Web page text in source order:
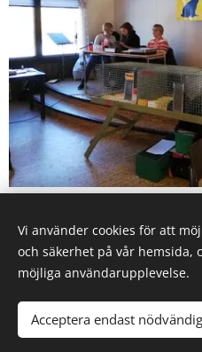
Webmaster:
Skapad med
Vi använder cookies för att
och säkerhet på vår hemsida,
möjliga användarupplevelse.
Acceptera endast